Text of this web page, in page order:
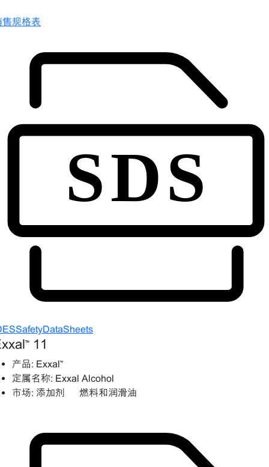
售规格表
11
产品: Exxal™
定属名称: Exxal Alcohol
市场: 添加剂 – 燃料和润滑油